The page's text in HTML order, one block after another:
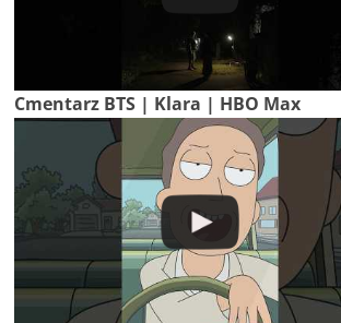
Cmentarz BTS | Klara | HBO Max